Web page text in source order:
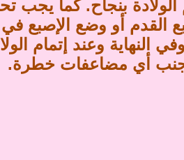
بنجاح. كما يجب
القدم أو وضع الإصبع
وعند إتمام
أي مضاعفات خطرة.